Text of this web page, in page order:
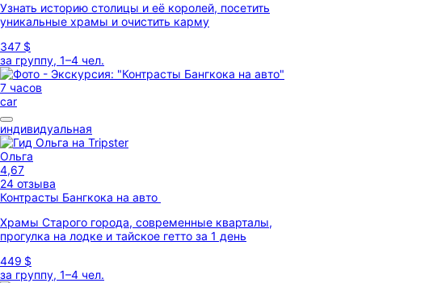
Узнать историю столицы и её королей, посетить
уникальные храмы и очистить карму
347 $
за группу, 1–4 чел.
7 часов
car
индивидуальная
Ольга
4,67
24 отзыва
Контрасты Бангкока на авто
Храмы Старого города, современные кварталы,
прогулка на лодке и тайское гетто за 1 день
449 $
за группу, 1–4 чел.